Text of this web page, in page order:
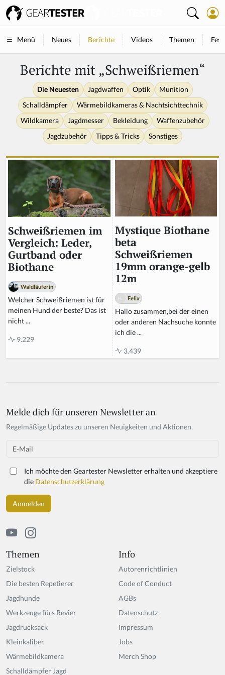
Menü Neues Berichte Videos Themen
Berichte mit „Schweißriemen“
Die Neuesten Jagdwaffen Optik
Munition
Schalldämpfer
Wärmebildkameras & Nachtsichttechnik
Wildkamera
Jagdmesser Bekleidung
Waffenzubehör
Jagdzubehör
Tipps & Tricks Sonstiges
Schweißriemen im
Vergleich: Leder,
Gurtband oder
Biothane
Waldläuferin
Welcher Schweißriemen ist für
meinen Hund der beste? Das ist
nicht ...
9.229
Mystique Biothane
beta
Schweißriemen
19mm orange-gelb
12m
Felix
Hallo zusammen,bei der einen
oder anderen Nachsuche konnte
ich die ...
3.439
Themen
Zielstock
Die besten Repetierer
Jagdhunde
Werkzeuge fürs Revier
Jagdrucksack
Kleinkaliber
Wärmebildkamera
Schalldämpfer Jagd
Info
Autorenrichtlinien
Code of Conduct
AGBs
Datenschutz
Impressum
Jobs
Merch Shop
Melde dich für unseren Newsletter an
Regelmäßige Updates zu unseren Neuigkeiten und Aktionen.
Email
Ich möchte den Geartester Newsletter erhalten und akzeptiere
die Datenschutzerklärung